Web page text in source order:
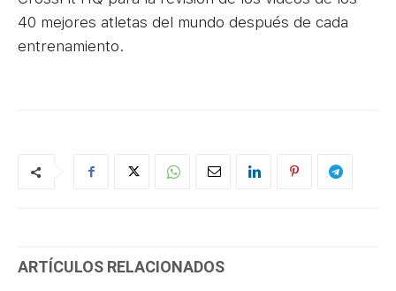
40 mejores atletas del mundo después de cada
entrenamiento.
ARTÍCULOS RELACIONADOS